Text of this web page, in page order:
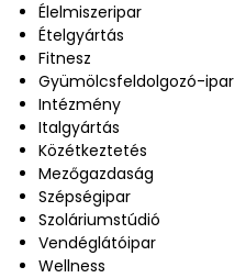
Élelmiszeripar
Ételgyártás
Fitnesz
Gyümölcsfeldolgozó-ipar
Intézmény
Italgyártás
Közétkeztetés
Mezőgazdaság
Szépségipar
Szoláriumstúdió
Vendéglátóipar
Wellness